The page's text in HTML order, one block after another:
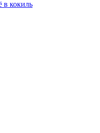
в кокиль